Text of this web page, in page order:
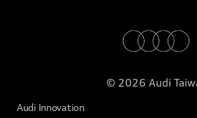
© 2026 Audi
Audi Innovation